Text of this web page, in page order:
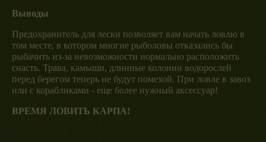
Выводы
Предохранитель для лески позволяет вам начать ловлю в
том месте, в котором многие рыболовы отказались бы
рыбачить из-за невозможности нормально расположить
снасть. Трава, камыши, длинные колонии водорослей
перед берегом теперь не будут помехой. При ловле в завоз
или с корабликами - еще более нужный аксессуар!
ВРЕМЯ ЛОВИТЬ КАРПА!